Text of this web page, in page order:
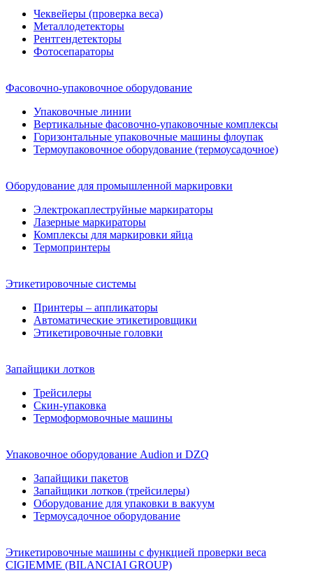
Чеквейеры (проверка веса)
Металлодетекторы
Рентгендетекторы
Фотосепараторы
Фасовочно-упаковочное оборудование
Упаковочные линии
Вертикальные фасовочно-упаковочные комплексы
Горизонтальные упаковочные машины флоупак
Термоупаковочное оборудование (термоусадочное)
Оборудование для промышленной маркировки
Электрокаплеструйные маркираторы
Лазерные маркираторы
Комплексы для маркировки яйца
Термопринтеры
Этикетировочные системы
Принтеры – аппликаторы
Автоматические этикетировщики
Этикетировочные головки
Запайщики лотков
Трейсилеры
Скин-упаковка
Термоформовочные машины
Упаковочное оборудование Audion и DZQ
Запайщики пакетов
Запайщики лотков (трейсилеры)
Оборудование для упаковки в вакуум
Термоусадочное оборудование
Этикетировочные машины с функцией проверки веса
CIGIEMME (BILANCIAI GROUP)